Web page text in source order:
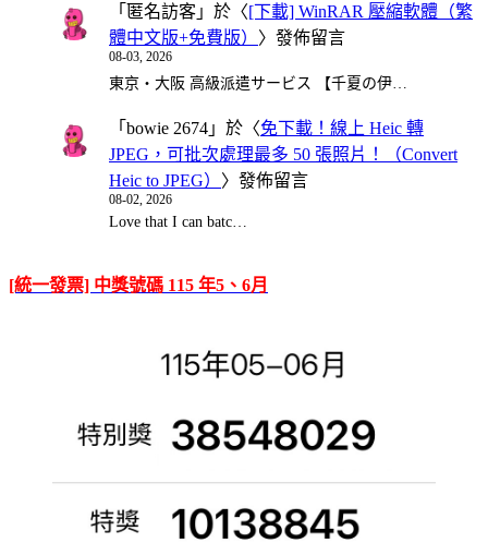
「 匿名訪客 」於〈[下載] WinRAR 壓縮軟體（繁
體中文版+免費版） 〉發佈留言
08-03, 2026
東京・大阪 高級派遣サービス 【千夏の伊…
「 bowie 2674 」於〈免下載！線上 Heic 轉
JPEG，可批次處理最多 50 張照片！（Convert
Heic to JPEG） 〉發佈留言
08-02, 2026
Love that I can batc…
[統一發票] 中獎號碼 115 年5、6月